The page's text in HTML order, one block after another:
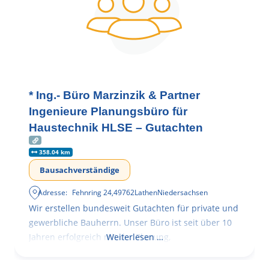
* Ing.- Büro Marzinzik & Partner
Ingenieure Planungsbüro für
Haustechnik HLSE – Gutachten
358.04 km
Bausachverständige
Adresse: Fehnring 24,49762LathenNiedersachsen
Wir erstellen bundesweit Gutachten für private und
gewerbliche Bauherrn. Unser Büro ist seit über 10
Jahren erfolgreich mit der Planung,
Weiterlesen …